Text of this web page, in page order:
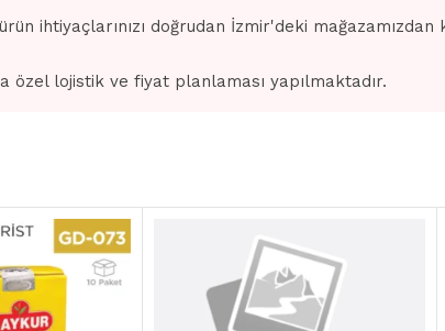
ihtiyaçlarınızı doğrudan İzmir'deki mağazamızdan
özel lojistik ve fiyat planlaması yapılmaktadır.